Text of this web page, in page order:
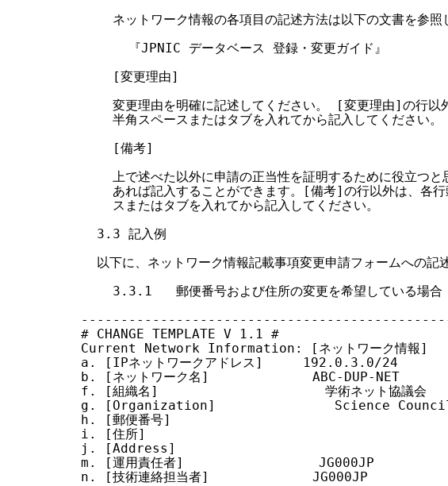
ネットワーク情報の各項目の記述方法は以下の文書を参照
      『JPNIC データベース 登録・変更ガイド』
    [変更理由]
変更理由を明確に記述してください。 [変更理由]の行以
    半角スペースまたはタブを入れてから記入してください。
    [備考]
上で述べた以外に申請の正当性を証明するために役立つと
あれば記入することができます。[備考]の行以外は、各行
    スまたはタブを入れてから記入してください。
  3.3 記入例
以下に、ネットワーク情報記載事項変更申請フォームへの記
    3.3.1   郵便番号および住所の変更を希望している場合
# CHANGE TEMPLATE V 1.1 #
Current Network Information: [ネットワーク情報]
a. [IPネットワークアドレス]     192.0.3.0/24
b. [ネットワーク名]             ABC-DUP-NET
f. [組織名]                     学術ネット協議会
g. [Organization]               Science Council
h. [郵便番号]
i. [住所]
j. [Address]
m. [運用責任者]                 JG000JP
n. [技術連絡担当者]             JG000JP